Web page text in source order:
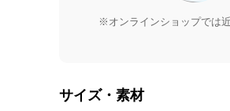
サイズ・素材
※オンラインショップでは